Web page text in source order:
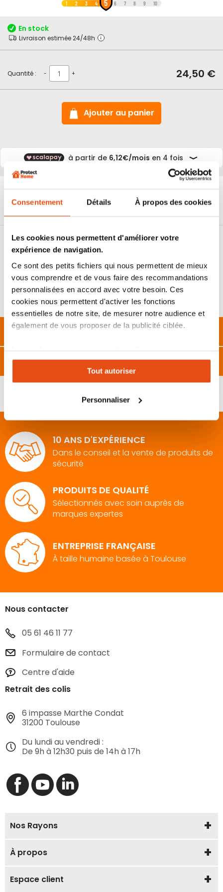
Consentement Détails À propos des cookies
Les cookies nous permettent d'améliorer votre
expérience de navigation.
Ce sont des petits fichiers qui nous permettent de mieux
vous comprendre et de vous faire des recommandations
personnalisées en accord avec votre besoin. Ces
cookies nous permettent d'activer les fonctions
essentielles de notre site, de mesurer notre audience et
également de vous proposer de la publicité ciblée.
expérience personnalisée sur notre site. Vous pouvez
changer votre choix à n'importe quel moment. Refuser
tous les cookies peut limiter certaines fonctionnalités.
Tout autoriser
Personnaliser
de
la
1 2 3 4 5 6 7 8 9 10
Cadenas de sécurité Classikspécial Extérieur et milieu salin
Boitier Chromé: 100% anti Corrosion
Cadenas pouvant être utilisé en milieu salinet par forte saleté.
Cadenas livré avec 2 clés
Utilisation: Sécurité anti intrusion idéalement adaptée à
l’extérieur, même par forte intempérie.
En stock
Livraison estimée 24/48h
Quantité : - + 24,50 €
Ajouter au panier
Livraison
Experts
Paiement
Plus de
Description
Caractéristiques
10 ANS D'EXPÉRIENCE
Dans le conseil et la vente de produits de
sécurité
PRODUITS DE QUALITÉ
Sélectionnés avec soin auprès de
marques expertes
ENTREPRISE FRANÇAISE
À taille humaine basée à Toulouse
Nous contacter
05 61 46 11 77
Formulaire de contact
Centre d'aide
Retrait des colis
6 impasse Marthe Condat
31200 Toulouse
Du lundi au vendredi :
De 9h à 12h30 puis de 14h à 17h
Nos Rayons
À propos
Espace client